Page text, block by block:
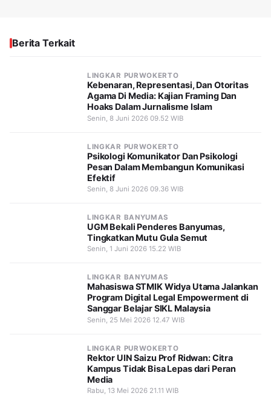
Berita Terkait
LINGKAR PURWOKERTO
Kebenaran, Representasi, Dan Otoritas
Agama Di Media: Kajian Framing Dan
Hoaks Dalam Jurnalisme Islam
Senin, 8 Juni 2026 09.52 WIB
LINGKAR PURWOKERTO
Psikologi Komunikator Dan Psikologi
Pesan Dalam Membangun Komunikasi
Efektif
Senin, 8 Juni 2026 09.36 WIB
LINGKAR BANYUMAS
UGM Bekali Penderes Banyumas,
Tingkatkan Mutu Gula Semut
Senin, 1 Juni 2026 15.22 WIB
LINGKAR BANYUMAS
Mahasiswa STMIK Widya Utama Jalankan
Program Digital Legal Empowerment di
Sanggar Belajar SIKL Malaysia
Senin, 25 Mei 2026 12.47 WIB
LINGKAR PURWOKERTO
Rektor UIN Saizu Prof Ridwan: Citra
Kampus Tidak Bisa Lepas dari Peran
Media
Rabu, 13 Mei 2026 21.11 WIB